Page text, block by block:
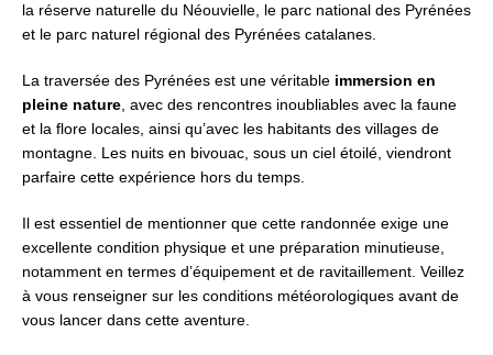
la réserve naturelle du Néouvielle, le parc national des Pyrénées
et le parc naturel régional des Pyrénées catalanes.
La traversée des Pyrénées est une véritable immersion en
pleine nature , avec des rencontres inoubliables avec la faune
et la flore locales, ainsi qu’avec les habitants des villages de
montagne. Les nuits en bivouac, sous un ciel étoilé, viendront
parfaire cette expérience hors du temps.
Il est essentiel de mentionner que cette randonnée exige une
excellente condition physique et une préparation minutieuse,
notamment en termes d’équipement et de ravitaillement. Veillez
à vous renseigner sur les conditions météorologiques avant de
vous lancer dans cette aventure.